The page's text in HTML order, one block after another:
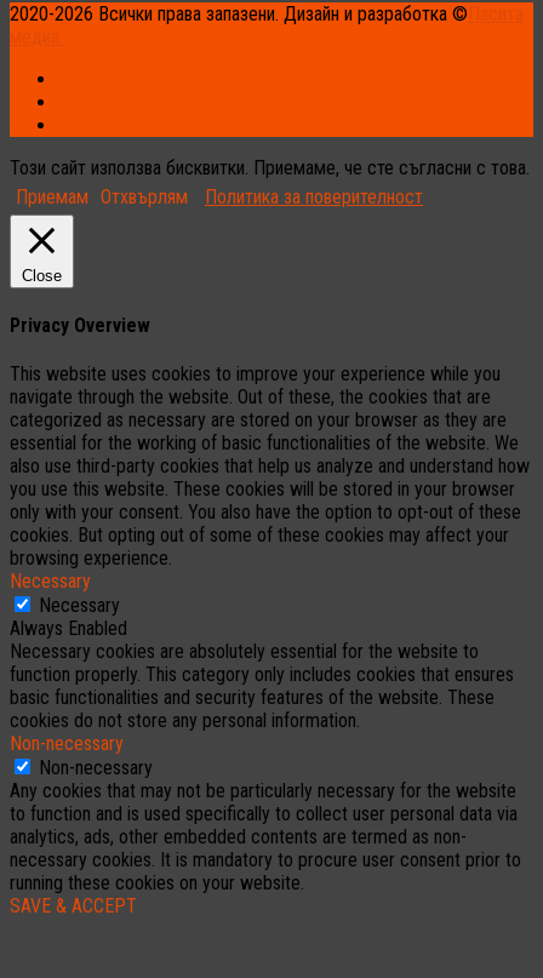
2020-2026 Всички права запазени. Дизайн и разработка ©
Този сайт използва бисквитки. Приемаме, че сте съгласни с това.
Приемам Отхвърлям Политика за поверителност
Close
Privacy Overview
This website uses cookies to improve your experience while you
navigate through the website. Out of these, the cookies that are
categorized as necessary are stored on your browser as they are
essential for the working of basic functionalities of the website. We
also use third-party cookies that help us analyze and understand how
you use this website. These cookies will be stored in your browser
only with your consent. You also have the option to opt-out of these
cookies. But opting out of some of these cookies may affect your
browsing experience.
Necessary
Necessary
Always Enabled
Necessary cookies are absolutely essential for the website to
function properly. This category only includes cookies that ensures
basic functionalities and security features of the website. These
cookies do not store any personal information.
Non-necessary
Non-necessary
Any cookies that may not be particularly necessary for the website
to function and is used specifically to collect user personal data via
analytics, ads, other embedded contents are termed as non-
necessary cookies. It is mandatory to procure user consent prior to
running these cookies on your website.
SAVE & ACCEPT